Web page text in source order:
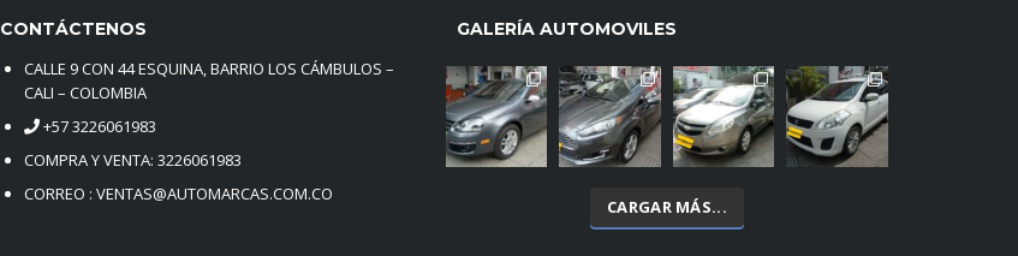
CONTÁCTENOS
CALLE 9 CON 44 ESQUINA, BARRIO LOS CÁMBULOS –
CALI – COLOMBIA
+57 3226061983
COMPRA Y VENTA: 3226061983
CORREO : VENTAS@AUTOMARCAS.COM.CO
GALERÍA AUTOMOVILES
CARGAR MÁS...